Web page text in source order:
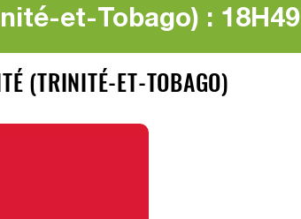
et-Tobago) : 18H49
(TRINITÉ-ET-TOBAGO)